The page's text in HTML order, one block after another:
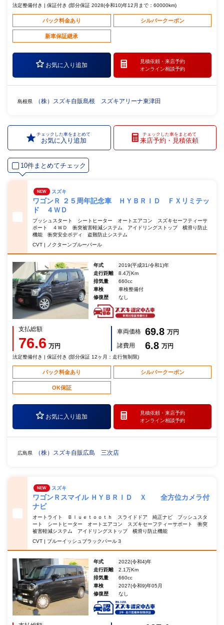
法定整備付き | 保証付き (部分保証 2028(令和10)年12月まで：60000km)
パック料金あり シルバークーポン
新車保証継承
お気に入り追加
見積依頼・ 来店予約
オンライン相談予約
島根県 （株）スズキ自販島根 スズキアリーナ東津田
チェックした車をまとめて
お気に入り追加
チェックした車をまとめて
来店予約・見積依頼
10件まとめてチェック
NEW スズキ
ワゴンＲ ２５周年記念車 ＨＹＢＲＩＤ ＦＸリミテッ
ド ４ＷＤ
プッシュスタート シートヒーター オートエアコン スズキセーフティーサ
ポート ４ＷＤ 衝突被害軽減システム アイドリングストップ 横滑り防止
機能 衝突安全ボディ 盗難防止システム
CVT | ノクターンブルーパール
年式
2019(平成31/令和1)年
走行距離
8.4万Km
排気量
660cc
車検
車検整備付
修復歴
なし
支払総額
76.6 万円
車両価格 69.8 万円
諸費用
6.8 万円
法定整備付き | 保証付き (部分保証 12ヶ月：走行無制限)
パック料金あり シルバークーポン
OK保証
お気に入り追加
見積依頼・ 来店予約
オンライン相談予約
広島県 （株）スズキ自販広島 三次店
NEW スズキ
ワゴンＲスマイル ＨＹＢＲＩＤ Ｘ 全方位カメラ付
ナビ
オートライト Ｂｌｕｅｔｏｏｔｈ スライドドア 純正ナビ プッシュスタ
ート シートヒーター オートエアコン スズキセーフティーサポート 衝突
被害軽減システム アイドリングストップ 横滑り防止機能
CVT | ブルーイッシュブラックパール３
年式
2022(令和4)年
走行距離
2.1万Km
排気量
660cc
車検
2027(令和9)年05月
修復歴
なし